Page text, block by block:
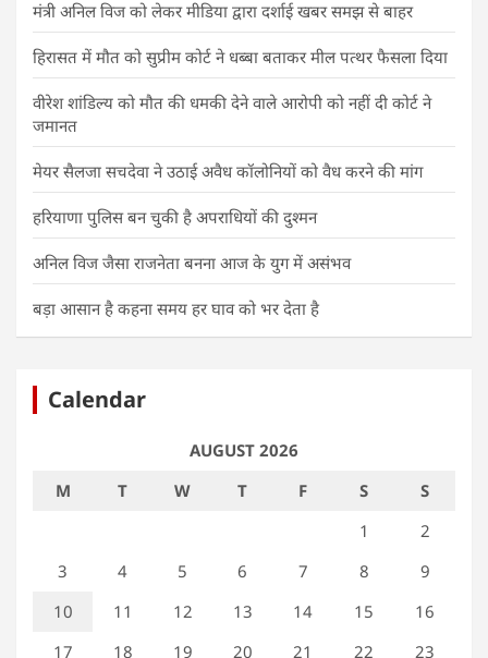
मंत्री अनिल विज को लेकर मीडिया द्वारा दर्शाई खबर समझ से बाहर
हिरासत में मौत को सुप्रीम कोर्ट ने धब्बा बताकर मील पत्थर फैसला दिया
वीरेश शांडिल्य को मौत की धमकी देने वाले आरोपी को नहीं दी कोर्ट ने
जमानत
मेयर सैलजा सचदेवा ने उठाई अवैध कॉलोनियों को वैध करने की मांग
हरियाणा पुलिस बन चुकी है अपराधियों की दुश्मन
अनिल विज जैसा राजनेता बनना आज के युग में असंभव
बड़ा आसान है कहना समय हर घाव को भर देता है
Calendar
AUGUST 2026
M
T W T F S
S
1
2
3
4 5 6 7 8
9
10
11 12 13 14 15
16
17
18 19 20 21 22 23